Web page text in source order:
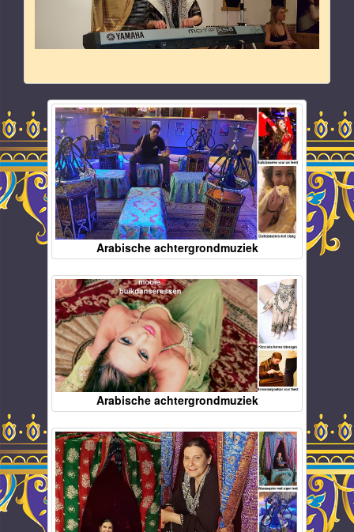
Arabische achtergrondmuziek
Arabische achtergrondmuziek